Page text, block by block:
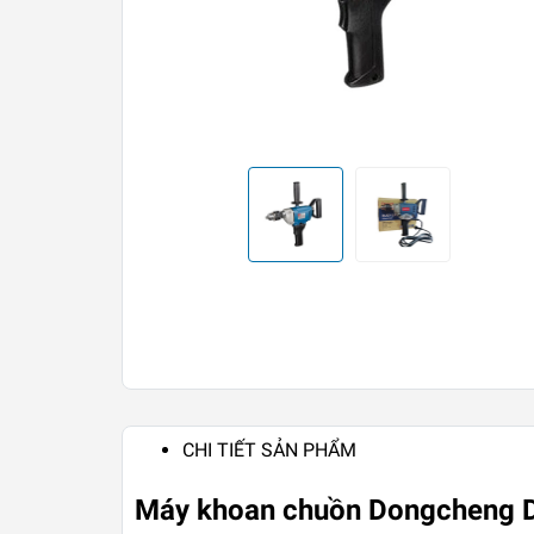
CHI TIẾT SẢN PHẨM
Máy khoan chuồn Dongcheng